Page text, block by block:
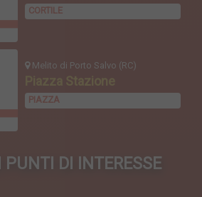
CORTILE
Melito di Porto Salvo (RC)
Piazza Stazione
PIAZZA
PUNTI DI INTERESSE